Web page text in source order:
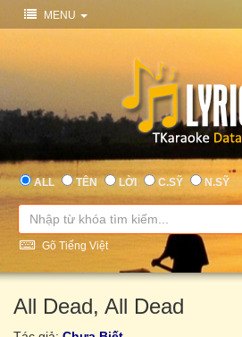
MENU
ALL TÊN LỜI C.SỸ N.SỸ
Gõ Tiếng Việt
All Dead, All Dead